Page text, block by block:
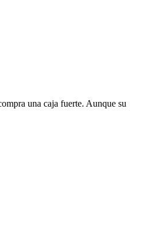
una caja fuerte. Aunque su